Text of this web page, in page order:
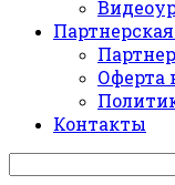
Оферта
Контакты